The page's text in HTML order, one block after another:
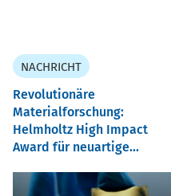
NACHRICHT
Revolutionäre
Materialforschung:
Helmholtz High Impact
Award für neuartige...